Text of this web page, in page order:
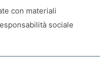
con materiali
sociale